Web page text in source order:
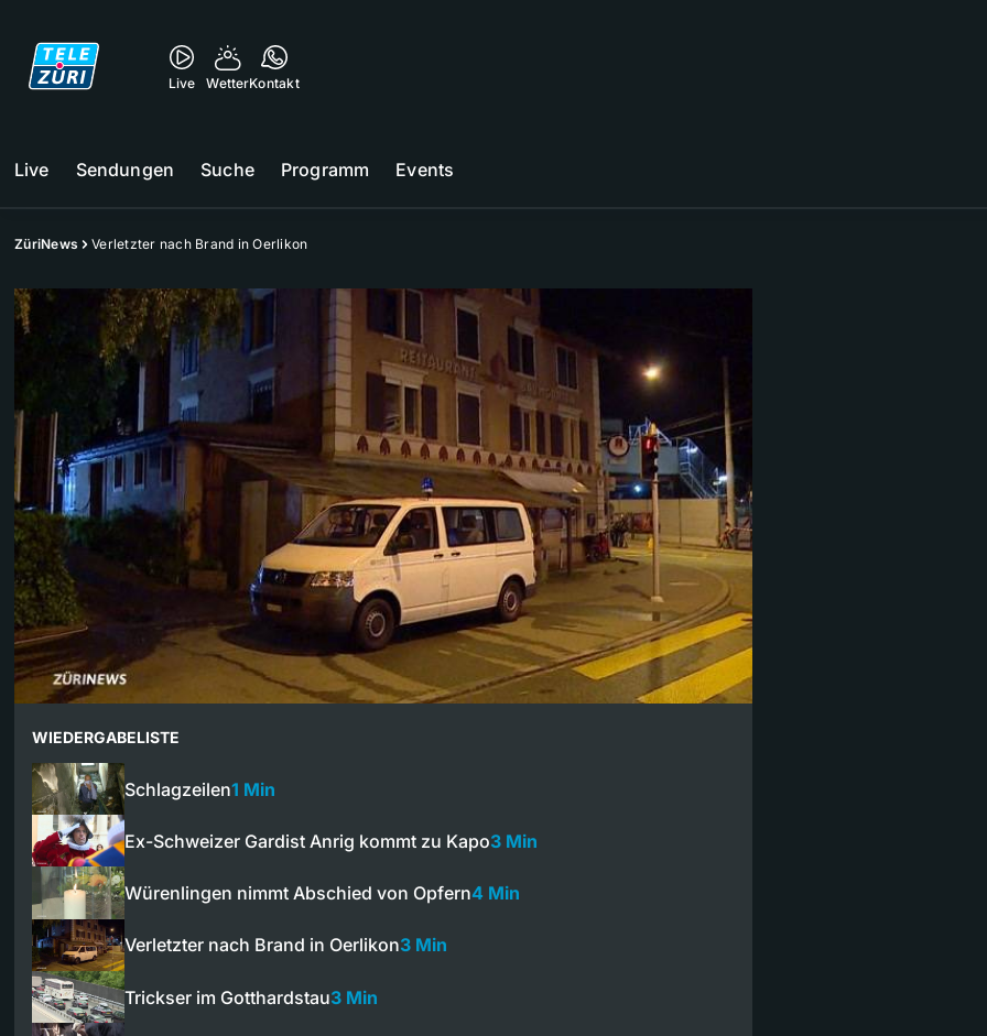
Live WetterKontakt
Live Sendungen Suche Programm Events
ZüriNews Verletzter nach Brand in Oerlikon
WIEDERGABELISTE
Schlagzeilen1 Min
Ex-Schweizer Gardist Anrig kommt zu Kapo3 Min
Würenlingen nimmt Abschied von Opfern4 Min
Verletzter nach Brand in Oerlikon3 Min
Trickser im Gotthardstau3 Min